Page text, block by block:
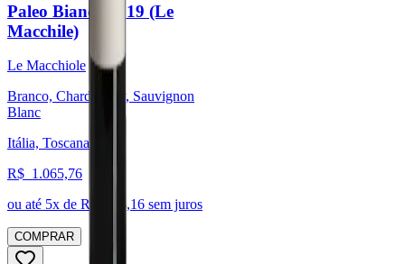
Paleo Bianco 2019 (Le
Macchile)
Le Macchiole
Branco, Chardonnay, Sauvignon
Blanc
Itália, Toscana
R$ 1.065,76
ou até 5x de R$ 213,16 sem juros
COMPRAR